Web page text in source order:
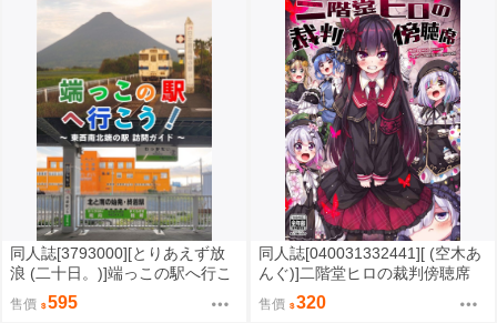
同人誌[3793000][とりあえず放
浪 (二十日。)]端っこの駅へ行こ
う -東西南北端の駅 訪問ガイ
ド- (鐵道)
售價 595
同人誌[040031332441][ (空木あ
んぐ)]二階堂ヒロの裁判傍聴席
(其他)二階堂ヒロ
售價 320